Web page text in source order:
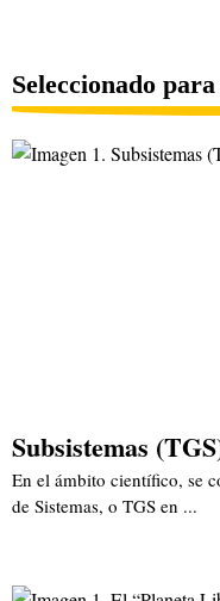
Seleccionado
Subsistemas
En el ámbito científico, se
de Sistemas, o TGS en ...